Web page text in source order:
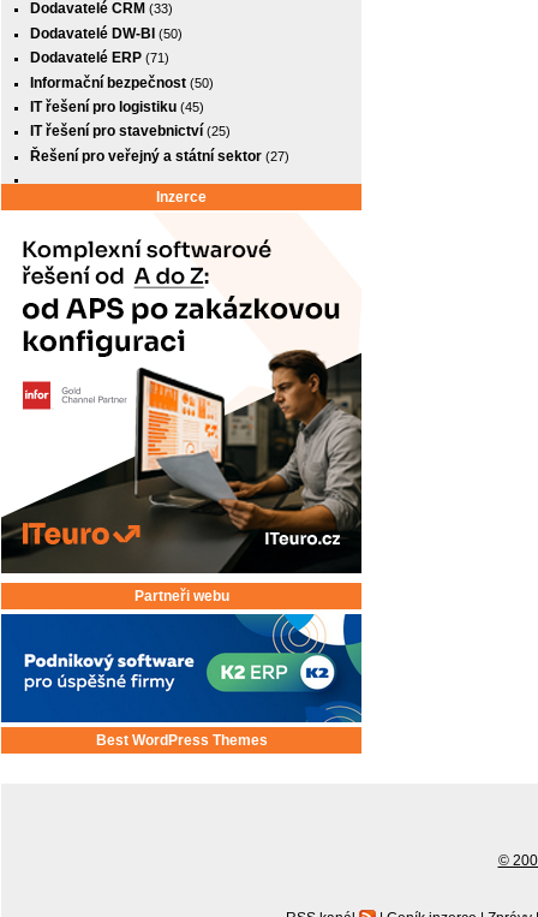
Dodavatelé CRM (33)
Dodavatelé DW-BI (50)
Dodavatelé ERP (71)
Informační bezpečnost (50)
IT řešení pro logistiku (45)
IT řešení pro stavebnictví (25)
Řešení pro veřejný a státní sektor (27)
Inzerce
Partneři webu
Best WordPress Themes
©